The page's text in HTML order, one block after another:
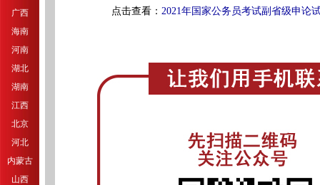
广西
海南
河南
湖北
湖南
江西
北京
河北
内蒙古
山西
点击查看： 2021年国家公务员考试副省级申论